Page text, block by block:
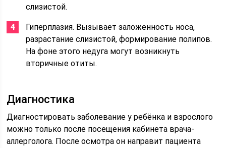
слизистой.
Гиперплазия. Вызывает заложенность носа,
разрастание слизистой, формирование полипов.
На фоне этого недуга могут возникнуть
вторичные отиты.
Диагностика
Диагностировать заболевание у ребёнка и взрослого
можно только после посещения кабинета врача-
аллерголога. После осмотра он направит пациента